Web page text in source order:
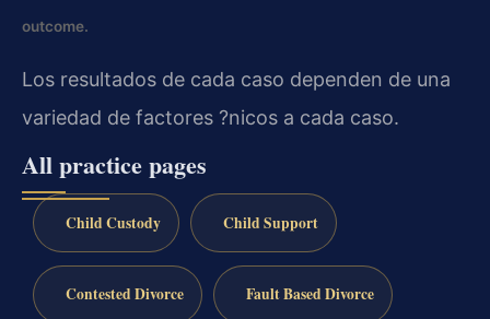
outcome.
Los resultados de cada caso dependen de una
variedad de factores ?nicos a cada caso.
All practice pages
Child Custody Child Support
Contested Divorce Fault Based Divorce